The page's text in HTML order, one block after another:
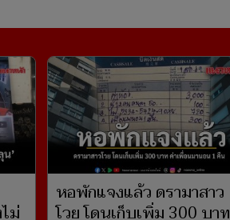
ม่
หอพักแจงแล้ว ดรามาสาว
โวย โดนเก็บเพิ่ม 300 บาท